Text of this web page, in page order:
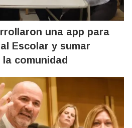
una app para
Escolar y sumar
comunidad